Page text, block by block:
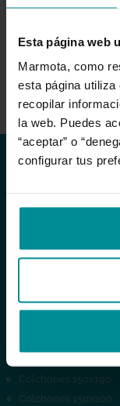
Esta página web
Marmota, como
esta página
recopilar
la web. Puedes
“aceptar” o
configurar tus
He leído y
Colchones
Colchones 105x190
Colchones 135x190
Colchones 150x190
Colchones 150x200